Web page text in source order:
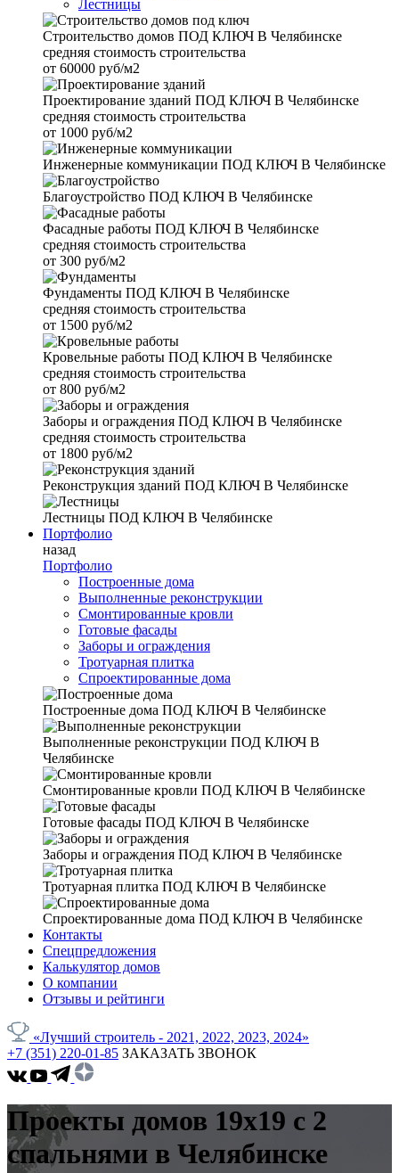
Лестницы
Строительство домов ПОД КЛЮЧ В Челябинске
средняя стоимость строительства
от 60000 руб/м2
Проектирование зданий ПОД КЛЮЧ В Челябинске
средняя стоимость строительства
от 1000 руб/м2
Инженерные коммуникации ПОД КЛЮЧ В Челябинске
Благоустройство ПОД КЛЮЧ В Челябинске
Фасадные работы ПОД КЛЮЧ В Челябинске
средняя стоимость строительства
от 300 руб/м2
Фундаменты ПОД КЛЮЧ В Челябинске
средняя стоимость строительства
от 1500 руб/м2
Кровельные работы ПОД КЛЮЧ В Челябинске
средняя стоимость строительства
от 800 руб/м2
Заборы и ограждения ПОД КЛЮЧ В Челябинске
средняя стоимость строительства
от 1800 руб/м2
Реконструкция зданий ПОД КЛЮЧ В Челябинске
Лестницы ПОД КЛЮЧ В Челябинске
Портфолио
назад
Портфолио
Построенные дома
Выполненные реконструкции
Смонтированные кровли
Готовые фасады
Заборы и ограждения
Тротуарная плитка
Спроектированные дома
Построенные дома ПОД КЛЮЧ В Челябинске
Выполненные реконструкции ПОД КЛЮЧ В
Челябинске
Смонтированные кровли ПОД КЛЮЧ В Челябинске
Готовые фасады ПОД КЛЮЧ В Челябинске
Заборы и ограждения ПОД КЛЮЧ В Челябинске
Тротуарная плитка ПОД КЛЮЧ В Челябинске
Спроектированные дома ПОД КЛЮЧ В Челябинске
Контакты
Спецпредложения
Калькулятор домов
О компании
Отзывы и рейтинги
«Лучший строитель - 2021, 2022, 2023, 2024»
+7 (351) 220-01-85 ЗАКАЗАТЬ ЗВОНОК
Проекты домов 19x19 с 2
спальнями в Челябинске